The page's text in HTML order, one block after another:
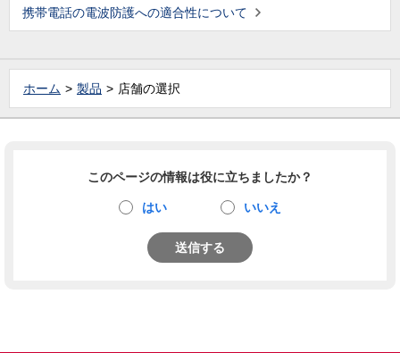
携帯電話の電波防護への適合性について
ホーム 製品 店舗の選択
このページの情報は役に立ちましたか？
はい いいえ
送信する